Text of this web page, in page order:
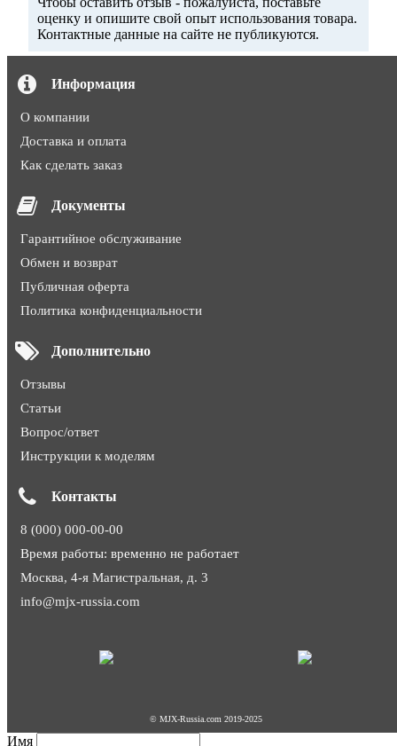
оценку и опишите свой опыт использования товара.
Контактные данные на сайте не публикуются.
Информация
О компании
Доставка и оплата
Как сделать заказ
Документы
Гарантийное обслуживание
Обмен и возврат
Публичная оферта
Политика конфиденциальности
Дополнительно
Отзывы
Статьи
Вопрос/ответ
Инструкции к моделям
Контакты
8 (000) 000-00-00
Время работы: временно не работает
Москва, 4-я Магистральная, д. 3
info@mjx-russia.com
© MJX-Russia.com 2019-2025
Имя